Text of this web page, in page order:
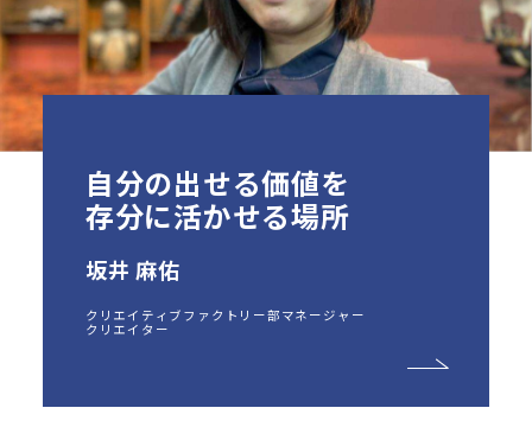
自分の出せる価値を
存分に活かせる場所
坂井 麻佑
クリエイティブファクトリー部マネージャー
クリエイター